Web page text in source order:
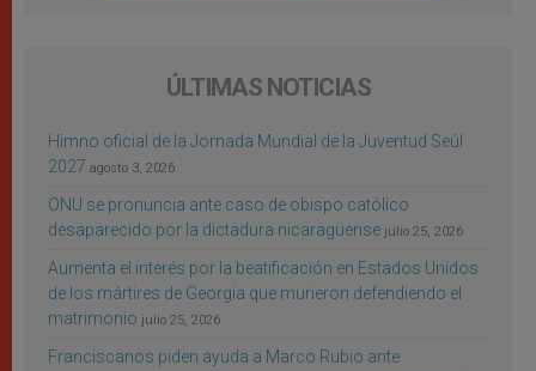
ÚLTIMAS NOTICIAS
Himno oficial de la Jornada Mundial de la Juventud Seúl
2027 agosto 3, 2026
ONU se pronuncia ante caso de obispo católico
desaparecido por la dictadura nicaragüense julio 25, 2026
Aumenta el interés por la beatificación en Estados Unidos
de los mártires de Georgia que murieron defendiendo el
matrimonio julio 25, 2026
Franciscanos piden ayuda a Marco Rubio ante